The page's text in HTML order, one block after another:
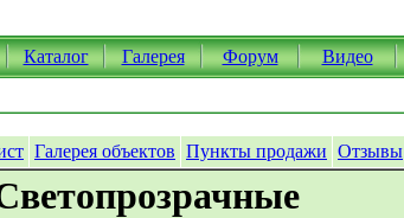
Каталог Галерея Форум Видео
Галерея объектов Пункты продажи Отзывы